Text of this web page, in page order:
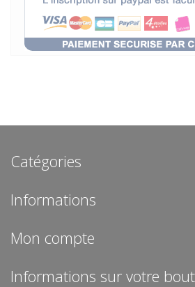
Catégories
Informations
Mon compte
Informations sur votre